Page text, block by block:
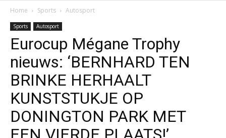
Home Sports Autosport
Sports Autosport
Eurocup Mégane Trophy
nieuws: ‘BERNHARD TEN
BRINKE HERHAALT
KUNSTSTUKJE OP
DONINGTON PARK MET